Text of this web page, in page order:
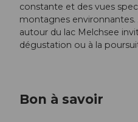
constante et des vues
montagnes environnantes.
autour du lac Melchsee
dégustation ou à la
Bon à savoir